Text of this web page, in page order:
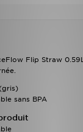
Flip Straw
sans BPA